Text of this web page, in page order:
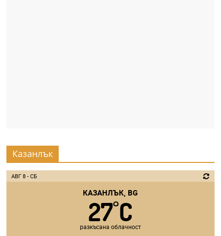
Казанлък
АВГ 8 - СБ
КАЗАНЛЪК, BG
27°C
разкъсана облачност